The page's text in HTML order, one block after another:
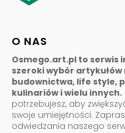
O NAS
Osmego.art.pl to
szeroki wybór
budownictwa, life style,
kulinariów i wielu innych.
potrzebujesz, aby
swoje umiejętności.
odwiedzania naszego